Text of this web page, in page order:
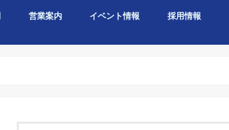
営業案内 イベント情報 採用情報